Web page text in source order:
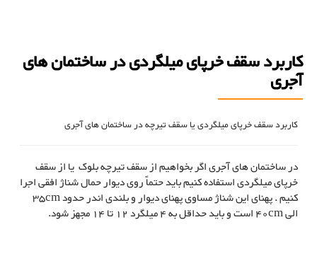
کاربرد سقف خرپای میلگردی در ساختمان های
آجری
کاربرد سقف خرپای میلگردی یا سقف تیرچه در ساختمان های آجری
در ساختمان های آجری اگر بخواهیم از سقف تیرچه بلوک یا از سقف
خرپای میلگردی استفاده کنیم باید حتماً روی دیوار حمال شناژ افقی اجرا
کنیم . پهنای این شناژ مساوی پهنای دیوار و بلندی اندر حدود 35cm
الی 40cm است و باید حداقل به 4 میلگرد 12 تا 14 مجهز شود.